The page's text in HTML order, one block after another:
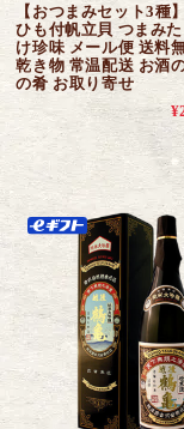
【おつまみセット3種
ひも付帆立貝 つまみ
け珍味 メール便 送料
乾き物 常温配送 お酒
の肴 お取り寄せ